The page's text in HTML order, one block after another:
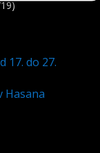
17. do 27.
Hasana